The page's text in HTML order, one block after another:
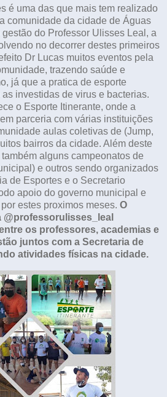
é uma das que mais tem realizado
comunidade da cidade de Águas
do Professor Ulisses Leal, a
no decorrer destes primeiros
Dr Lucas muitos eventos pela
trazendo saúde e
já que a pratica de esporte
investidas de virus e bacterias.
o Esporte Itinerante, onde a
parceria com várias instituições
aulas coletivas de (Jump,
bairros da cidade. Além deste
alguns campeonatos de
e outros sendo organizados
de Esportes e o Secretario
apoio do governo municipal e
estes proximos meses. O
os professores, academias e
juntos com a Secretaria de
atividades físicas na cidade.